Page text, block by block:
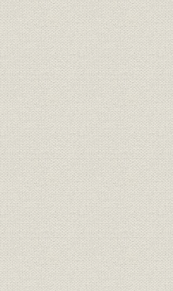
行・会社一覧 大正10年
郎の事業観を表す「今
事」
名第1回社員総会の新
(『朝野新聞』明治13年2
明治13年
名最初の死亡者に関す
事(『読売新聞』明治13
日)
明治13年
動状況
明治20年
年度(1892
正期の生保会社数推移
明治14年
年度(1926
保険合資会社社章 [明治27年